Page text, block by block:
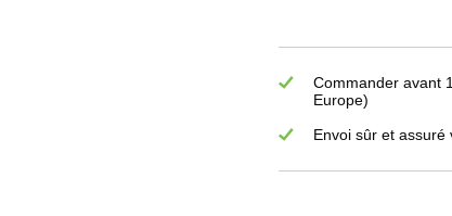
Commander avant
Europe)
Envoi sûr et assuré